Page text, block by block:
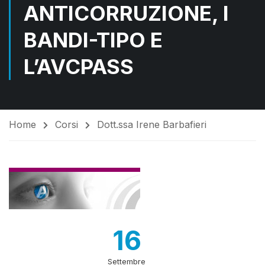
ANTICORRUZIONE, I
BANDI-TIPO E
L’AVCPASS
Home Corsi Dott.ssa Irene Barbafieri
16
Settembre